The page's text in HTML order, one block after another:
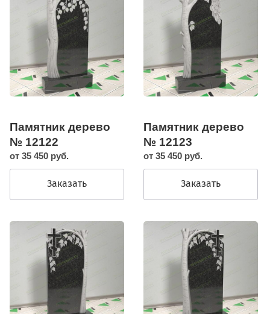
Памятник дерево
№ 12122
от 35 450 руб.
Заказать
Памятник дерево
№ 12123
от 35 450 руб.
Заказать